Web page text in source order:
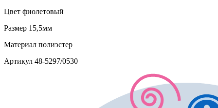
Цвет фиолетовый
Размер 15,5мм
Материал полиэстер
Артикул 48-5297/0530